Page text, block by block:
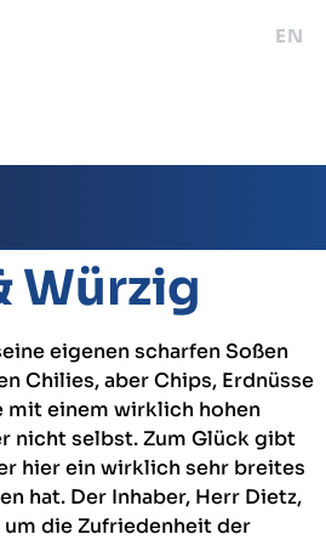
EN
Würzig
eigenen scharfen Soßen
Chilies, aber Chips, Erdnüsse
mit einem wirklich hohen
nicht selbst. Zum Glück gibt
hier ein wirklich sehr breites
hat. Der Inhaber, Herr Dietz,
die Zufriedenheit der